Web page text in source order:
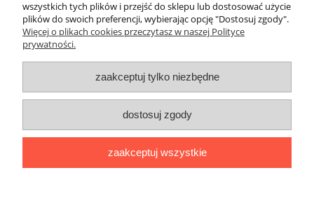
Pomoc
Moje konto
Płatności i dostawa
Informacje
wszystkich tych plików i przejść do sklepu lub dostosować użycie
plików do swoich preferencji, wybierając opcję "Dostosuj zgody".
Więcej o plikach cookies przeczytasz w naszej Polityce
prywatności.
zaakceptuj tylko niezbędne
dostosuj zgody
zaakceptuj wszystkie